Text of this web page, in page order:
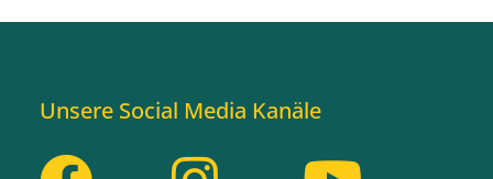
Unsere Social Media Kanäle